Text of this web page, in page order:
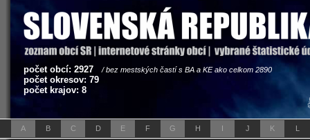
počet obcí: 2927 / bez mestských častí s BA a KE ako celkom 2890
počet okresov: 79
počet krajov: 8
A B C D E F G H I J K L